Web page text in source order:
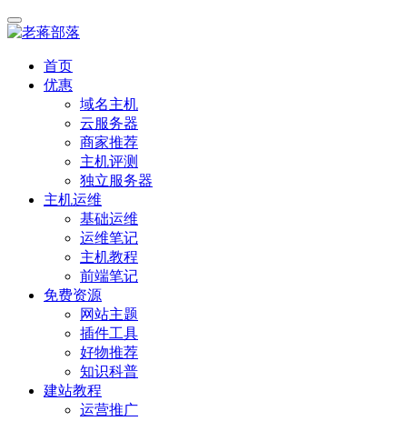
首页
优惠
域名主机
云服务器
商家推荐
主机评测
独立服务器
主机运维
基础运维
运维笔记
主机教程
前端笔记
免费资源
网站主题
插件工具
好物推荐
知识科普
建站教程
运营推广